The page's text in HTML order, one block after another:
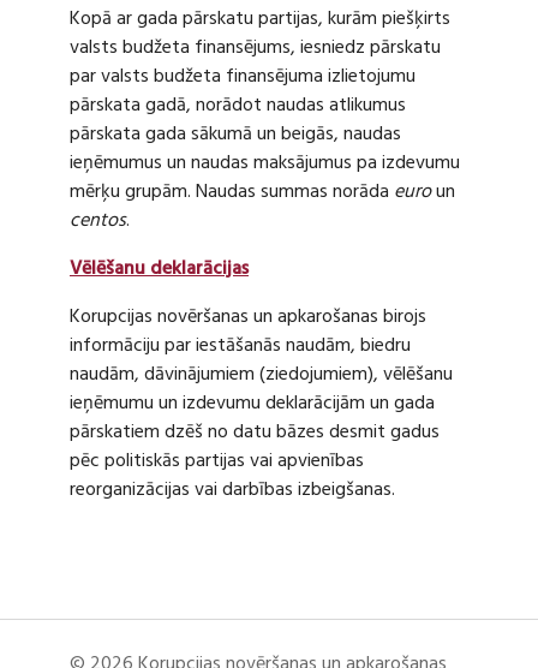
Kopā ar gada pārskatu partijas, kurām piešķirts
valsts budžeta finansējums, iesniedz pārskatu
par valsts budžeta finansējuma izlietojumu
pārskata gadā, norādot naudas atlikumus
pārskata gada sākumā un beigās, naudas
ieņēmumus un naudas maksājumus pa izdevumu
mērķu grupām. Naudas summas norāda euroun
centos.
Vēlēšanu deklarācijas
Korupcijas novēršanas un apkarošanas birojs
informāciju par iestāšanās naudām, biedru
naudām, dāvinājumiem (ziedojumiem), vēlēšanu
ieņēmumu un izdevumu deklarācijām un gada
pārskatiem dzēš no datu bāzes desmit gadus
pēc politiskās partijas vai apvienības
reorganizācijas vai darbības izbeigšanas.